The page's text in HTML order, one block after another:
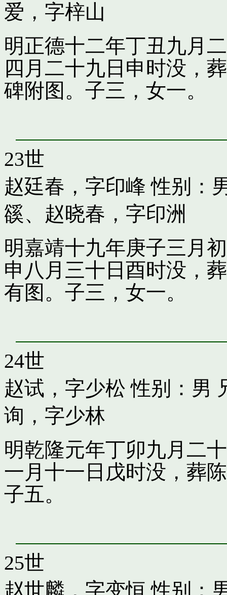
爱，字梓山
明正德十二年丁丑九月
四月二十九日申时没，
碑附图。子三，女一。
23世
赵廷春，字印峰 性别：
豀、 赵晓春，字印洲
明嘉靖十九年庚子三月
申八月三十日酉时没，
有图。子三，女一。
24世
赵试，字少松 性别：男
询，字少林
明乾隆元年丁卯九月二
一月十一日戊时没，葬
子五。
25世
赵世麟，字变恒 性别：